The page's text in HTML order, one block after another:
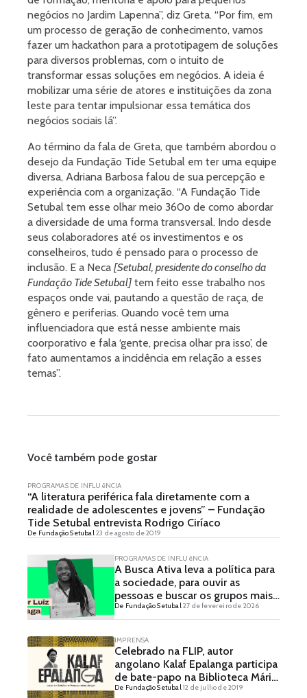
negócios no Jardim Lapenna”, diz Greta. “Por fim, em
um processo de geração de conhecimento, vamos
fazer um hackathon para a prototipagem de soluções
para diversos problemas, com o intuito de
transformar essas soluções em negócios. A ideia é
mobilizar uma série de atores e instituições da zona
leste para tentar impulsionar essa temática dos
negócios sociais lá”.
Ao término da fala de Greta, que também abordou o
desejo da Fundação Tide Setubal em ter uma equipe
diversa, Adriana Barbosa falou de sua percepção e
experiência com a organização. “A Fundação Tide
Setubal tem esse olhar meio 360o de como abordar
a diversidade de uma forma transversal. Indo desde
seus colaboradores até os investimentos e os
conselheiros, tudo é pensado para o processo de
inclusão. E a Neca [Setubal, presidente do conselho da
Fundação Tide Setubal] tem feito esse trabalho nos
espaços onde vai, pautando a questão de raça, de
gênero e periferias. Quando você tem uma
influenciadora que está nesse ambiente mais
coorporativo e fala ‘gente, precisa olhar pra isso’, de
fato aumentamos a incidência em relação a esses
temas”.
Você também pode gostar
PROGRAMAS DE INFLUêNCIA
“A literatura periférica fala diretamente com a
realidade de adolescentes e jovens” – Fundação
Tide Setubal entrevista Rodrigo Ciríaco
De Fundação Setubal23 de agosto de 2019
PROGRAMAS DE INFLUêNCIA
A Busca Ativa leva a política para
a sociedade, para ouvir as
pessoas e buscar os grupos mais
vulnerabilizados – Entrevista com
Kleber Luiz Gonzaga
De Fundação Setubal27 de fevereiro de 2026
IMPRENSA
Celebrado na FLIP, autor
angolano Kalaf Epalanga participa
de bate-papo na Biblioteca Mário
de Andrade
De Fundação Setubal12 de julho de 2019